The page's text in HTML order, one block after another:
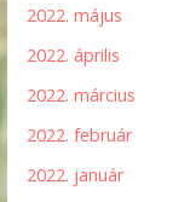
2022. május
2022. április
2022. március
2022. február
2022. január